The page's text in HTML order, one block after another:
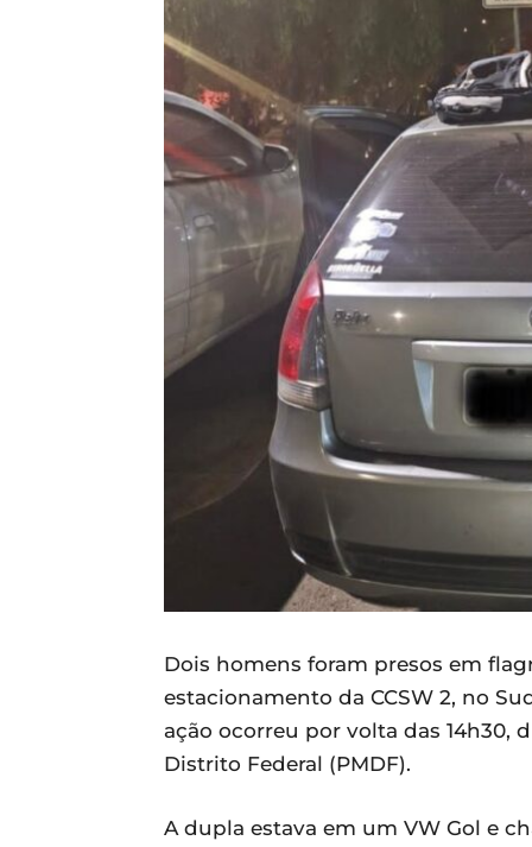
Dois homens foram presos em
estacionamento da CCSW 2, no
ação ocorreu por volta das
Distrito Federal (PMDF).
A dupla estava em um VW Gol e